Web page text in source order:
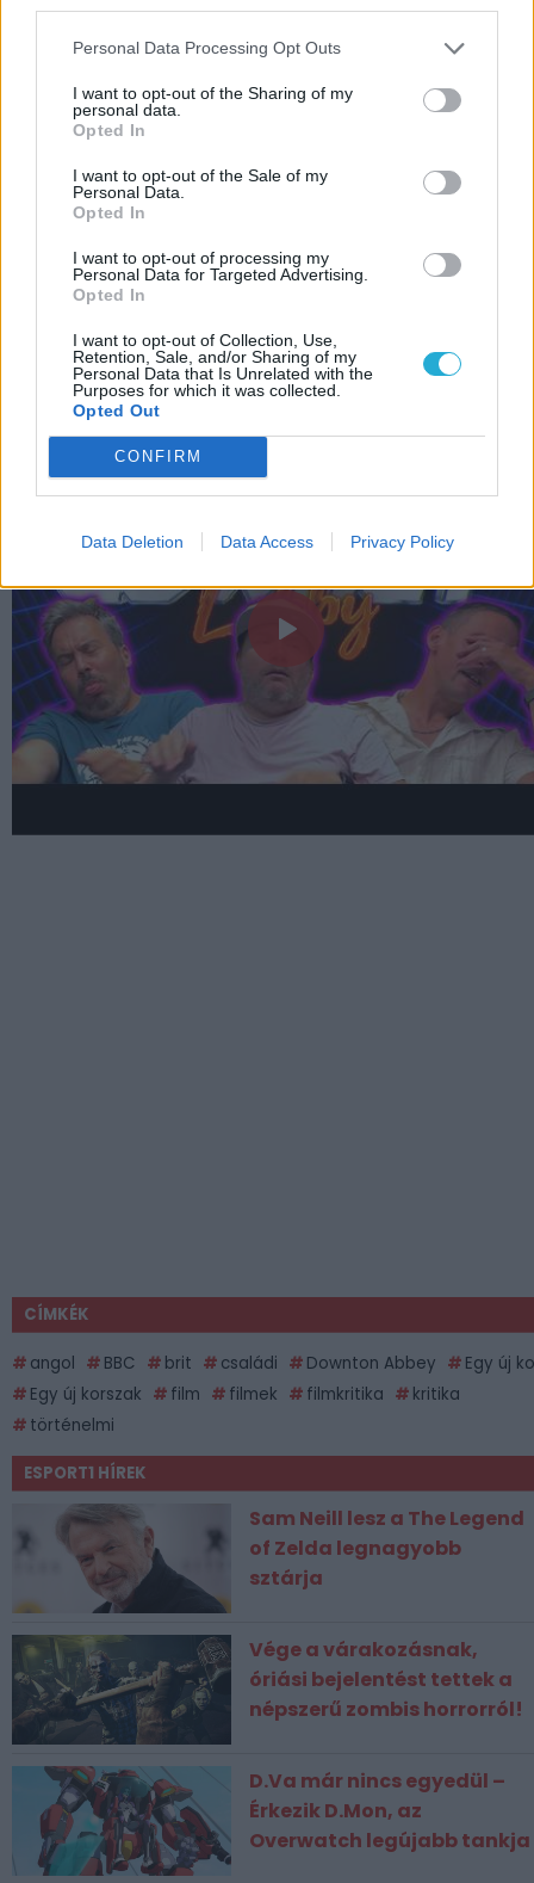
Personal Data Processing Opt Outs
I want to opt-out of the Sharing of my
personal data.
Opted In
I want to opt-out of the Sale of my
Personal Data.
Opted In
I want to opt-out of processing my
Personal Data for Targeted Advertising.
Opted In
I want to opt-out of Collection, Use,
Retention, Sale, and/or Sharing of my
Personal Data that Is Unrelated with the
Purposes for which it was collected.
Opted Out
CONFIRM
Data Deletion Data Access Privacy Policy
KAPCSOLÓDÓ HÍREK
[Filmkritika] Sonic, a sündisznó 2
[Filmkritika] Legendás állatok és
[Filmkritika] Minden, mindenhol,
mindenkor
[Filmkritika] Rohammentő
[Filmkritika] Az elveszett város
[Filmkritika] Hol van Anne Frank?
LEGFRISSEBB VIDEÓNK
CÍMKÉK
angol BBC brit családi Downton Abbey
Egy új
Egy új korszak
film filmek filmkritika
kritika
történelmi
ESPORT1 HÍREK
Sam Neill lesz a The Legend
of Zelda legnagyobb
sztárja
Vége a várakozásnak,
óriási bejelentést tettek a
népszerű zombis horrorról!
D.Va már nincs egyedül –
Érkezik D.Mon, az
Overwatch legújabb tankja